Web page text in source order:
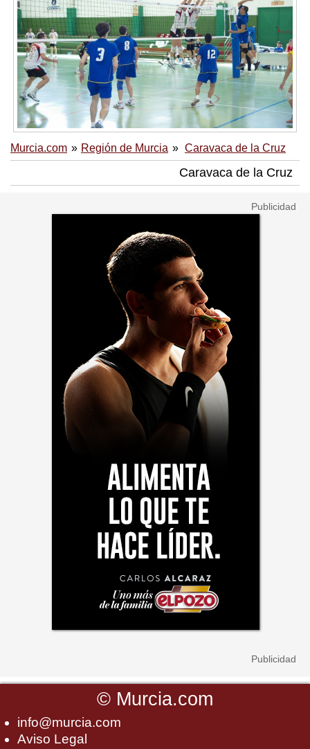
Murcia.com Región de Murcia Caravaca de la Cruz
Caravaca de la Cruz
© Murcia.com
info@murcia.com
Aviso Legal